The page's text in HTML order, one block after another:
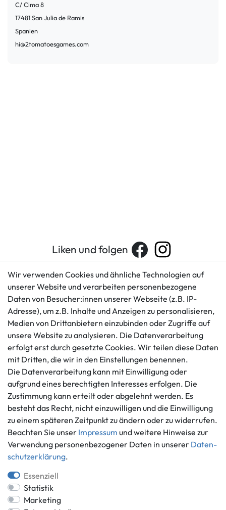
C/ Cima8
17481San Julia de Ramis
Spanien
hi@2tomatoesgames.com
Liken und folgen
Kundenservice
+49 421 596586
Mo. - Fr. 9 - 16 Uhr
info@gameworld.de
Kontaktformular
Rechtliches
AGB
Impressum
Datenschutzerklärung
Barrierefreiheitserklärung
Widerrufs­recht
Vertrag widerrufen
Informationen
Ankauf
Über uns
Häufig gestellte Fragen
Zahlung und Versand
Batterieentsorgung
Zahlungsmöglichkeiten
Wir verwenden Cookies und ähnliche Technologien auf
unserer Website und verarbeiten personenbezogene
Daten von Besucher:innen unserer Webseite (z.B. IP-
Adresse), um z.B. Inhalte und Anzeigen zu personalisieren,
Medien von Drittanbietern einzubinden oder Zugriffe auf
unsere Website zu analysieren. Die Datenverarbeitung
erfolgt erst durch gesetzte Cookies. Wir teilen diese Daten
mit Dritten, die wir in den Einstellungen benennen.
Die Datenverarbeitung kann mit Einwilligung oder
aufgrund eines berechtigten Interesses erfolgen. Die
Zustimmung kann erteilt oder abgelehnt werden. Es
besteht das Recht, nicht einzuwilligen und die Einwilligung
zu einem späteren Zeitpunkt zu ändern oder zu widerrufen.
Beachten Sie unser Impressum und weitere Hinweise zur
Verwendung personenbezogener Daten in unserer Daten­
schutz­erklärung.
Essenziell
Statistik
Marketing